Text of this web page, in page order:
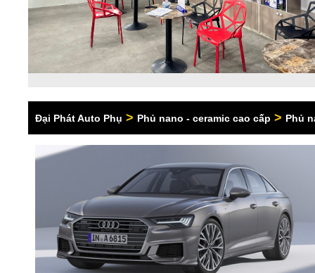
Đại Phát Auto Phụ > Phủ nano - ceramic cao cấp > Phủ